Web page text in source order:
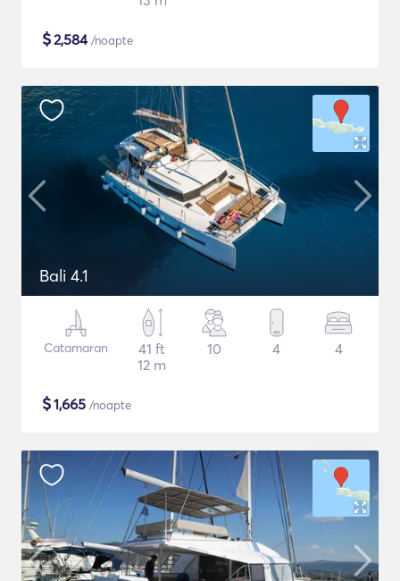
$2,584/noapte
Bali 4.1
Catamaran
41 ft
12 m
10 4 4
$1,665 /noapte